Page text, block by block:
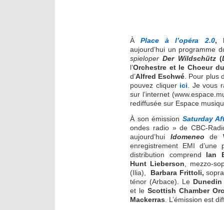
ÀPlace à l’opéra 2.0,
aujourd’hui un programme
spieloper Der Wildschütz(
l’Orchestre et le Choeur
d’Alfred Eschwé . Pour plus
pouvez cliquer ici . Je vous
sur l’internet
rediffusée sur Espace
À son émission Saturday
ondes radio » de CBC-
aujourd’hui Idomeneo de
enregistrement EMI d’une
distribution comprend Ian
Hunt Lieberson , mezzo-
(Ilia), Barbara Frittoli,
ténor (Arbace). Le
et le Scottish Chamber
Mackerras . L’émission est